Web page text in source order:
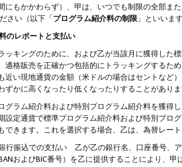
にもかかわらず）、甲は、いつでも制限の全部
さい（以下「プログラム紹介料の制限 」といいま
のレポートと支払い
ッキングのために、および乙が当該月に獲得した
適格販売を正確かつ包括的にトラッキングするた
近い現地通貨の金額（米ドルの場合はセントなど
ずかに高くなったり低くなったりすることがあり
グラム紹介料および特別プログラム紹介料を獲得
設定通貨で標準プログラム紹介料および特別プロ
できます。これを選択する場合、乙は、為替レー
行振込での支払い 乙が乙の銀行名、口座番号、
およびBIC番号）を乙に提供することにより、